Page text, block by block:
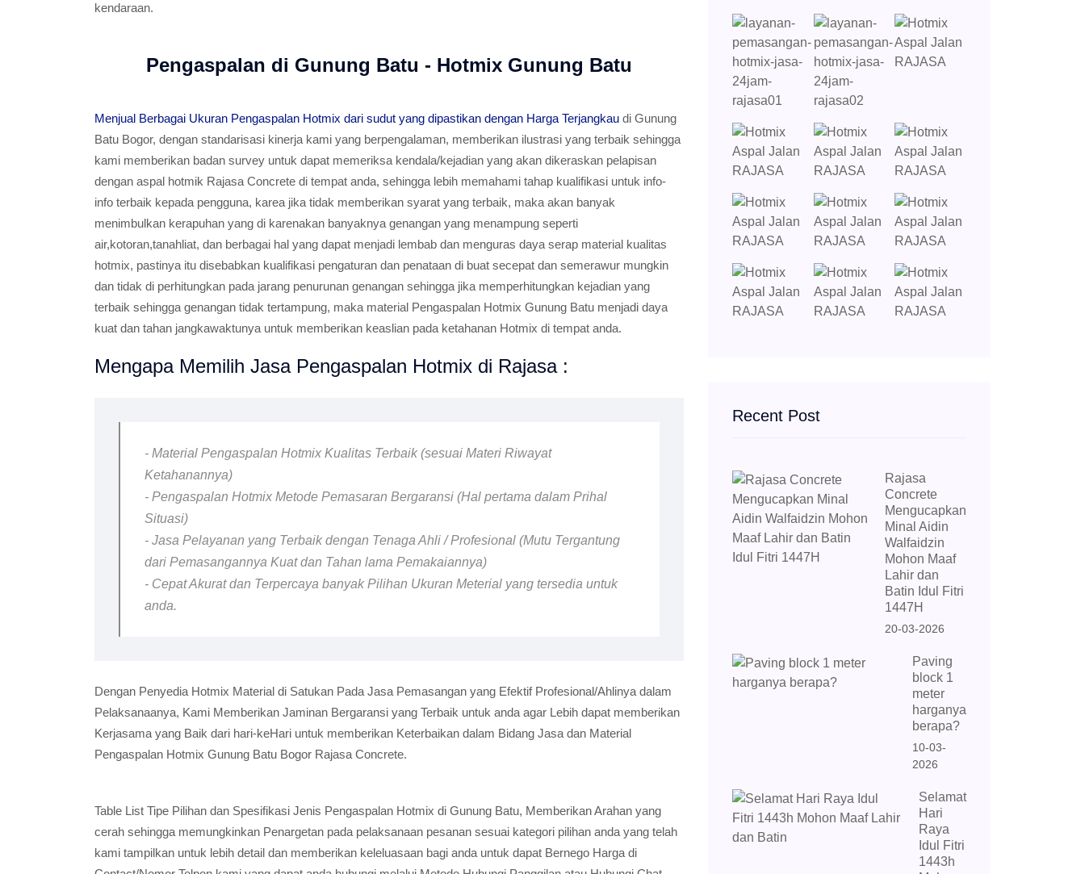
kendaraan.
Pengaspalan di Gunung Batu - Hotmix Gunung Batu
Menjual Berbagai Ukuran Pengaspalan Hotmix dari sudut yang dipastikan dengan Harga Terjangkau di Gunung
Batu Bogor, dengan standarisasi kinerja kami yang berpengalaman, memberikan ilustrasi yang terbaik sehingga
kami memberikan badan survey untuk dapat memeriksa kendala/kejadian yang akan dikeraskan pelapisan
dengan aspal hotmik Rajasa Concrete di tempat anda, sehingga lebih memahami tahap kualifikasi untuk info-
info terbaik kepada pengguna, karea jika tidak memberikan syarat yang terbaik, maka akan banyak
menimbulkan kerapuhan yang di karenakan banyaknya genangan yang menampung seperti
air,kotoran,tanahliat, dan berbagai hal yang dapat menjadi lembab dan menguras daya serap material kualitas
hotmix, pastinya itu disebabkan kualifikasi pengaturan dan penataan di buat secepat dan semerawur mungkin
dan tidak di perhitungkan pada jarang penurunan genangan sehingga jika memperhitungkan kejadian yang
terbaik sehingga genangan tidak tertampung, maka material Pengaspalan Hotmix Gunung Batu menjadi daya
kuat dan tahan jangkawaktunya untuk memberikan keaslian pada ketahanan Hotmix di tempat anda.
Mengapa Memilih Jasa Pengaspalan Hotmix di Rajasa :
- Material Pengaspalan Hotmix Kualitas Terbaik (sesuai Materi Riwayat
Ketahanannya)
- Pengaspalan Hotmix Metode Pemasaran Bergaransi (Hal pertama dalam Prihal
Situasi)
- Jasa Pelayanan yang Terbaik dengan Tenaga Ahli / Profesional (Mutu Tergantung
dari Pemasangannya Kuat dan Tahan lama Pemakaiannya)
- Cepat Akurat dan Terpercaya banyak Pilihan Ukuran Meterial yang tersedia untuk
anda.
Dengan Penyedia Hotmix Material di Satukan Pada Jasa Pemasangan yang Efektif Profesional/Ahlinya dalam
Pelaksanaanya, Kami Memberikan Jaminan Bergaransi yang Terbaik untuk anda agar Lebih dapat memberikan
Kerjasama yang Baik dari hari-keHari untuk memberikan Keterbaikan dalam Bidang Jasa dan Material
Pengaspalan Hotmix Gunung Batu Bogor Rajasa Concrete.
Table List Tipe Pilihan dan Spesifikasi Jenis Pengaspalan Hotmix di Gunung Batu, Memberikan Arahan yang
cerah sehingga memungkinkan Penargetan pada pelaksanaan pesanan sesuai kategori pilihan anda yang telah
kami tampilkan untuk lebih detail dan memberikan keleluasaan bagi anda untuk dapat Bernego Harga di
Recent Post
Rajasa
Concrete
Mengucapkan
Minal Aidin
Walfaidzin
Mohon Maaf
Lahir dan
Batin Idul Fitri
1447H
20-03-2026
Paving
block 1
meter
harganya
berapa?
10-03-
2026
Selamat
Hari
Raya
Idul Fitri
1443h